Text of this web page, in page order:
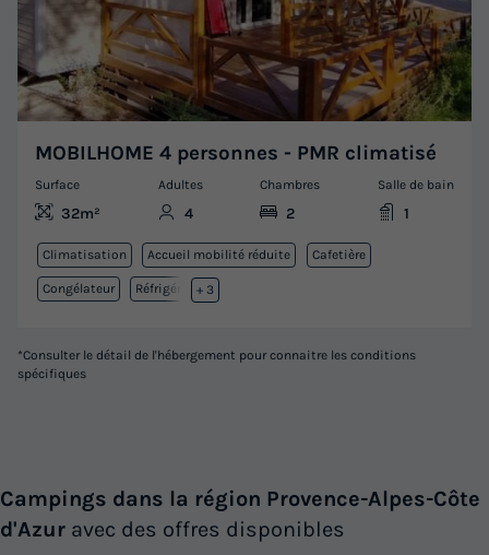
MOBILHOME 4 personnes - PMR climatisé
Surface
32m²
Adultes
4
Chambres
2
Salle de bain
1
Climatisation Accueil mobilité réduite Cafetière
Congélateur Réfrigérateur
+ 3
*Consulter le détail de l'hébergement pour connaitre les conditions
spécifiques
Campings dans la région Provence-Alpes-Côte
d'Azur avec des offres disponibles